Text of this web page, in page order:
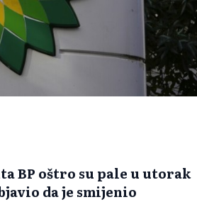
BP oštro su pale u utorak
da je smijenio